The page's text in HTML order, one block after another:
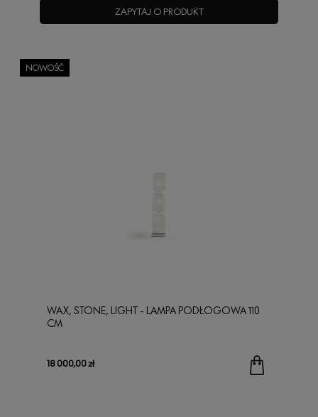
ZAPYTAJ O PRODUKT
WAX, STONE, LIGHT - LAMPA PODŁOGOWA 110
CM
18 000,00 zł
NOWOŚĆ